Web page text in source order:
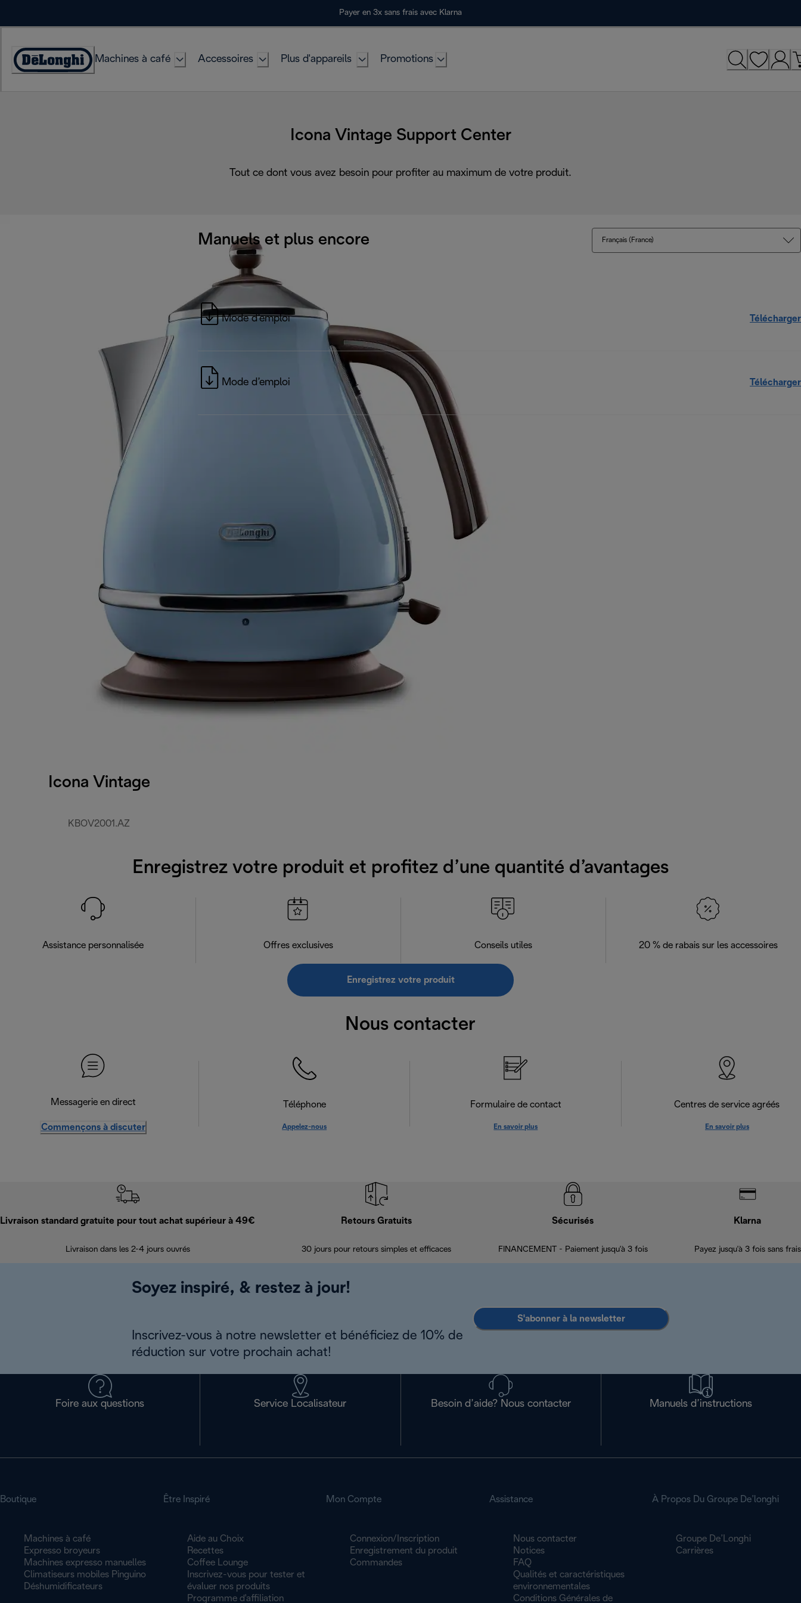
Payer en 3x sans frais avec Klarna
Déclaration
Machines à café Accessoires Plus d'appareils Promotions
Icona Vintage Support Center
Tout ce dont vous avez besoin pour profiter au maximum de votre produit.
Icona Vintage
KBOV2001.AZ
Manuels et plus encore Français (France)
Mode d’emploi Télécharger
Mode d’emploi Télécharger
Enregistrez votre produit et profitez d’une quantité d’avantages
Assistance personnalisée Offres exclusives Conseils utiles 20 % de rabais sur les accessoires
Enregistrez votre produit
Nous contacter
Messagerie en direct
Commençons à discuter
Téléphone
Appelez-nous
Formulaire de contact
En savoir plus
Centres de service agréés
En savoir plus
Livraison standard gratuite pour tout achat supérieur à 49€
Livraison dans les 2-4 jours ouvrés
Retours Gratuits
30 jours pour retours simples et efficaces
Sécurisés
FINANCEMENT - Paiement jusqu'à 3 fois
Klarna
Payez jusqu'à 3 fois sans frais
Soyez inspiré, & restez à jour!
Inscrivez-vous à notre newsletter et bénéficiez de 10% de
réduction sur votre prochain achat!
S'abonner à la newsletter
Foire aux questions Service Localisateur Besoin d’aide? Nous contacter Manuels d’instructions
Boutique
Machines à café
Expresso broyeurs
Machines expresso manuelles
Climatiseurs mobiles Pinguino
Déshumidificateurs
Être Inspiré
Aide au Choix
Recettes
Coffee Lounge
Inscrivez-vous pour tester et
évaluer nos produits
Programme d'affiliation
Mon Compte
Connexion/Inscription
Enregistrement du produit
Commandes
Assistance
Nous contacter
Notices
FAQ
Qualités et caractéristiques
environnementales
Conditions Générales de
À Propos Du Groupe De’longhi
Groupe De’Longhi
Carrières